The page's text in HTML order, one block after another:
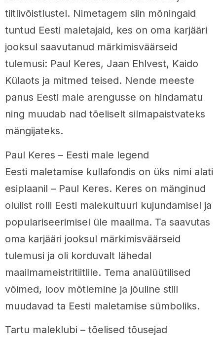
tiitlivõistlustel. Nimetagem siin mõningaid
tuntud Eesti maletajaid, kes on oma karjääri
jooksul saavutanud märkimisväärseid
tulemusi: Paul Keres, Jaan Ehlvest, Kaido
Külaots ja mitmed teised. Nende meeste
panus Eesti male arengusse on hindamatu
ning muudab nad tõeliselt silmapaistvateks
mängijateks.
Paul Keres – Eesti male legend
Eesti maletamise kullafondis on üks nimi alati
esiplaanil – Paul Keres. Keres on mänginud
olulist rolli Eesti malekultuuri kujundamisel ja
populariseerimisel üle maailma. Ta saavutas
oma karjääri jooksul märkimisväärseid
tulemusi ja oli korduvalt lähedal
maailmameistritiitlile. Tema analüütilised
võimed, loov mõtlemine ja jõuline stiil
muudavad ta Eesti maletamise sümboliks.
Tartu maleklubi – tõelised tõusejad